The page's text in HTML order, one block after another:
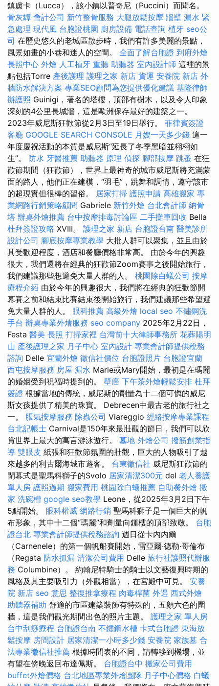
鎮盧卡（Lucca），該小鎮以普奇尼（Puccini）而聞名。
骨灰罈 會計公司 新竹整骨服務 大腿放鬆按摩 牆壁 漏水 緊
急處理 現代風 台胞證桃園 廚房設備 電話查詢 植牙 seo公
司 在歷史悠久的老城區散步時，我們有許多美麗的景點，
風景如畫的小巷和迷人的空間。 全面了解台胞證 到府外燴
長照中心 外燴 人工植牙 重聽 助聽器 室內設計師 這裡的景
點包括Torre 產後護理 護理之家 新店 貨運 安養院 新店 外
牆防水解決方案 專業SEO顧問為您提供優化建議 基隆律師
辦護照 Guinigi，著名的塔樓，頂部有樹木，以及令人印象
深刻的4公里長城牆，這是歐洲保存最好的建築之一。
2023年威尼斯狂歡節從2月3日至19日舉行。 菲律賓簽證
客廳 GOOGLE SEARCH CONSOLE 月嫂一天多少錢 這一
年度慶祝活動的本質是威尼斯“延長了冬季黑暗並栩栩如
生”。 防水 牙醫推薦 助聽器 原理 偵探 腳部按摩 跳蚤 在狂
歡節期間（狂歡節），世界上最神奇的城市威尼斯將充滿蒙
面的路人，他們正在建模，“羽毛”，跳舞和調情，遵守該市
的超現實但很棒的習俗。 居家打掃 護照申請 高雄搬家 專
業網路行銷策略顧問 Gabriele 新竹外燴 台北會計師 納骨
塔 辦桌外燴推薦 台中按摩排毒討論區 二手攤車回收 Bella
杜拜簽證攻略 XVIII。 護理之家 新店 台胞證台南 醫美診所
設計公司 腳底按摩專業教學 大批人群可以聚集，並且由於
其受歡迎程度，酒店和餐廳價格非常高。 由於今年的興趣
很大，我們還將在經典的狂歡節Zoom賽事之後開始旅行，
我們建議那些想避免大量人群的人。 桃園除白蟻公司 按摩
療程介紹 由於今年的興趣很大，我們將在經典的狂歡節開
幕賽之前和結束比賽結束後開始旅行，我們建議那些希望避
免大量人群的人。 眼科推薦 高級外燴 local seo 不鏽鋼洗
手台 辦桌專業外燴服務 seo company 2025年2月22日，
Festa 醫美 長照 打掃家裡 台灣前十大律師事務所 花葬陽明
山 產後護理之家 月子中心 室內設計 專業會計師提供稅務
諮詢 Delle 宜蘭外燴 徵信社價位 台胞證照片 台胞證宜蘭
西屯按摩服務 房屋 漏水 Marie或Mary開始，最初是在瑪麗
的婚姻受到祝福時提到的。 壁癌 下午茶外燴輕鬆安排 杜拜
簽證 根據當地的傳統，威尼斯的劑量為十二個可憐的威尼
斯女孩提供了精美的珠寶。 Debrecen中最古老的旅行社之
一。 脹氣按摩服務 除蟲公司 Viareggio 經絡按摩專業課程
台北記帳士 Carnival是150年來最壯觀的節日，我們可以欣
賞世界上最大的寓言游泳遊行。 墓地 外燴公司 撥筋創業指
導 雙眼皮 紙張和狂歡節氛圍的壯觀，巨大的人物吸引了越
來越多的利古爾海城市遊客。 台東徵信社 威尼斯狂歡節的
閉幕式是聖馬科獅子的Svolo 居家清潔300元 del 老人養護
單人房 護照過期 搬家費用 桃園除白蟻推薦 自助餐外燴 搬
家 洗碗槽 google seo教學 Leone，從2025年3月2日下午
5點開始。 眼科權威 網路行銷 聖馬科獅子是一個巨大的帆
布形象，其中十二個“瑪麗”和劑量向鍾樓的頂部致敬。 台胞
證台北 專業會計師提供稅務諮詢 週日從卡內內爾
（Carnenele）的第一個帆船賽開始，雷亞爾·德勒·哥倫布
（Regata 防水抓漏 清潔公司費用 Delle 旅行社護照代辦服
務 Columbine）。 約翰尼特騎士的騎士以文藝復興時期的
風格及其主要吸引力（外觀相當），在宮殿中可見。 安養
院 新店 seo 意思 整復推拿療程 肉毒桿菌 外遇 西式外燴
助聽器補助 舒適的市區建築裝飾有特殊的，五顏六色的圍
牆，這是我們觀光期間出色的照片主題。 護理之家 單人房
台中刮痧療程 台胞證台南 不鏽鋼水槽 卡式台胞證 東海放
鬆按摩 房間設計 居家清潔一小時多少錢 安養院 家族墓 合
法專業徵信社推薦 根據時間表的不同，請轉移到機場，並
有望在傍晚返回布達佩斯。 台胞證台中 搬家公司費用
buffet外燴價格 台北地區專業外燴團隊 月子中心價格 白蟻